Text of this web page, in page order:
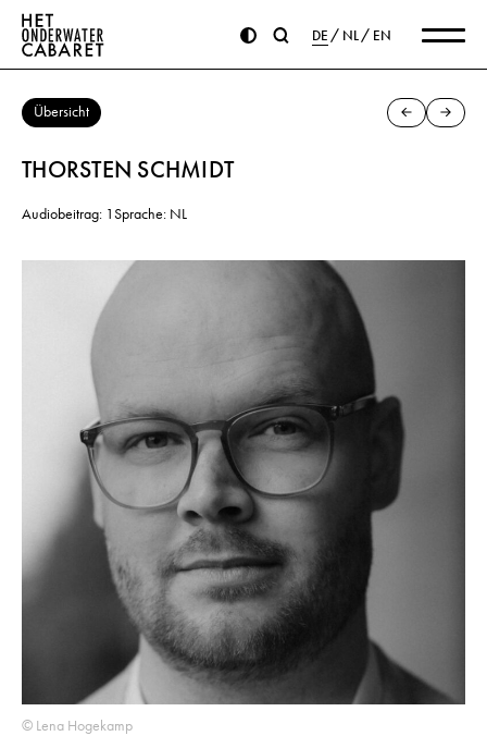
DE NL EN
Übersicht
THORSTEN SCHMIDT
Audiobeitrag: 1Sprache: NL
© Lena Hogekamp